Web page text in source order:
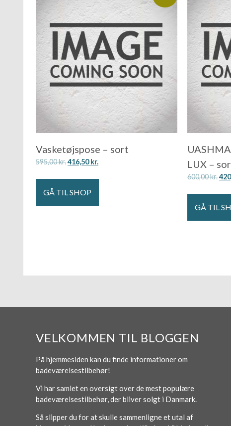
Vasketøjspose – sort
595,00kr.416,50kr.
GÅ TIL SHOP
LUX –
600,00kr.
GÅ TIL
VELKOMMEN TIL BLOGGEN
På hjemmesiden kan du finde informationer om
badeværelsestilbehør!
Vi har samlet en oversigt over de mest populære
badeværelsestilbehør, der bliver solgt i Danmark.
Så slipper du for at skulle sammenligne et utal af